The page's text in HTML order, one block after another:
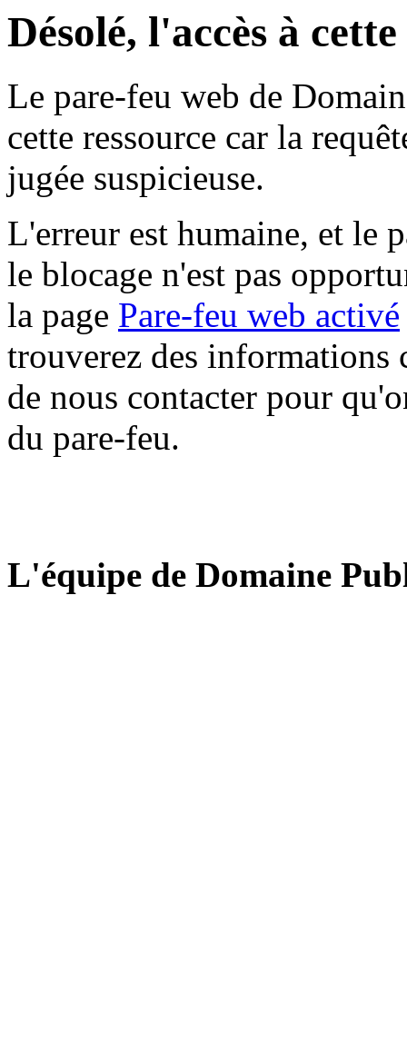
Désolé, l'accès à
Le pare-feu web de
cette ressource car la
jugée suspicieuse.
L'erreur est humaine, et le
le blocage n'est pas
la page Pare-feu web activé
trouverez des informations
de nous contacter pour
du pare-feu.
L'équipe de Domaine